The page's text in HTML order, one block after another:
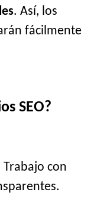
. Así, los
fácilmente
SEO?
Trabajo con